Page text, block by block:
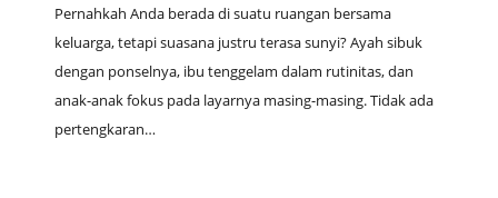
Pernahkah Anda berada di suatu ruangan bersama
keluarga, tetapi suasana justru terasa sunyi? Ayah sibuk
dengan ponselnya, ibu tenggelam dalam rutinitas, dan
anak-anak fokus pada layarnya masing-masing. Tidak ada
pertengkaran…